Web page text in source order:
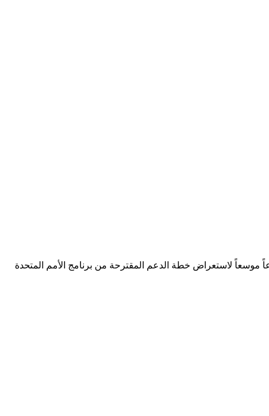
موسعاً لاستعراض خطة الدعم المقترحة من برنامج الأمم المتحدة